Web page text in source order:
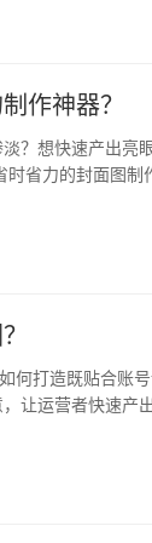
作神器？
？想快速产出亮
省力的封面图制
何打造既贴合账
让运营者快速产